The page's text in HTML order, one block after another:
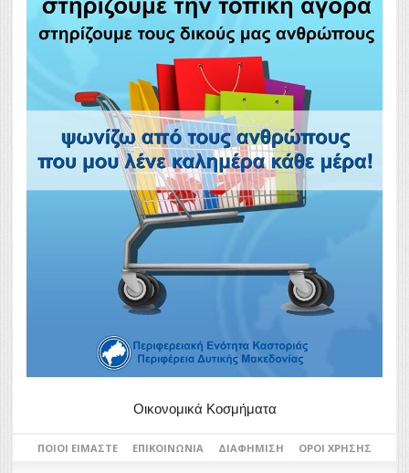
Οικονομικά Κοσμήματα
ΠΟΙΟΙ ΕΊΜΑΣΤΕ ΕΠΙΚΟΙΝΩΝΊΑ ΔΙΑΦΉΜΙΣΗ ΌΡΟΙ ΧΡΉΣΗΣ